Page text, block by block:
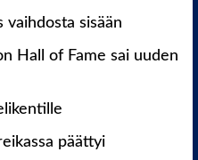
vaihdosta sisään
Hall of Fame sai uuden
päättyi